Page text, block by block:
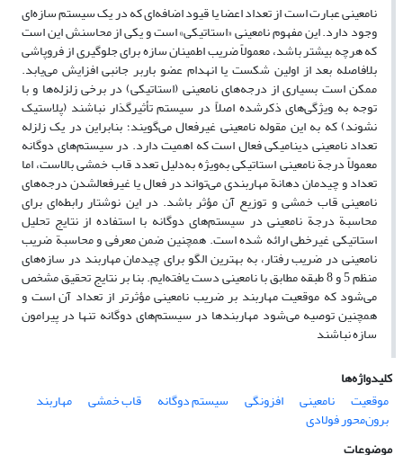
نامعینی عبارت است از تعداد اعضا یا قیود اضافه‌ای که در یک سیستم سازه‌ای
وجود دارد. این مفهوم نامعینی «استاتیکی» است و یکی از محاسنش این است
که هرچه بیشتر باشد، معمولاً ضریب اطمینان سازه برای جلوگیری از فروپاشی
بلافاصله بعد از اولین شکست یا انهدام عضو باربر جانبی افزایش می‌یابد.
ممکن است بسیاری از درجه‌های نامعینی (استاتیکی) در برخی زلزله‌ها و با
توجه به ویژگی‌های ذکرشده اصلاً در سیستم تأثیرگذار نباشند (پلاستیک
نشوند) که به این مقوله نامعینی غیرفعال می‌گویند؛ بنابراین در یک زلزله
تعداد نامعینی دینامیکی فعال است که اهمیت دارد. در سیستم‌های دوگانه
معمولاً درجة نامعینی استاتیکی به‌ویژه به‌دلیل تعدد قاب خمشی بالاست، اما
تعداد و چیدمان دهانة مهاربندی می‌تواند در فعال یا غیرفعالشدن درجه‌های
نامعینی قاب خمشی و توزیع آن مؤثر باشد. در این نوشتار رابطه‌ای برای
محاسبة درجة نامعینی در سیستم‌های دوگانه با استفاده از نتایج تحلیل
استاتیکی غیرخطی ارائه شده است. همچنین ضمن معرفی و محاسبة ضریب
نامعینی در ضریب رفتار، به بهترین الگو برای چیدمان مهاربند در سازه‌های
منظم 5 و 8 طبقه مطابق با نامعینی دست یافته‌ایم. بنا بر نتایج تحقیق مشخص
می‌شود که موقعیت مهاربند بر ضریب نامعینی مؤثرتر از تعداد آن است و
همچنین توصیه می‌شود مهاربندها در سیستم‌های دوگانه تنها در پیرامون
سازه نباشند
کلیدواژه‌ها
موقعیت
نامعینی افزونگی سیستم دوگانه قاب خمشی مهاربند
برون‌محور فولادی
موضوعات